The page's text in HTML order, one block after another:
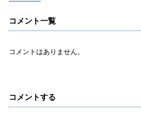
コメント一覧
コメントはありません。
コメントする